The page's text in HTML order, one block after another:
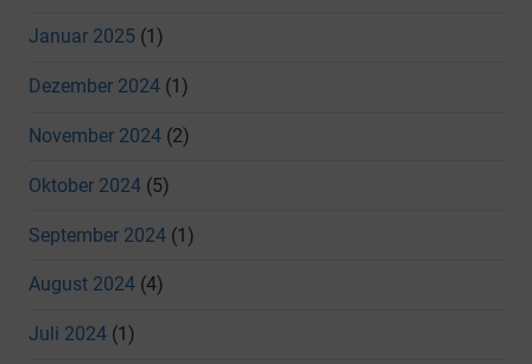
Januar 2025 (1)
Dezember 2024 (1)
November 2024 (2)
Oktober 2024 (5)
September 2024 (1)
August 2024 (4)
Juli 2024 (1)